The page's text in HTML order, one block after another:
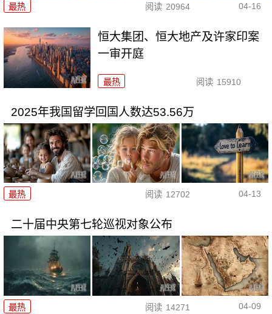
最热 阅读 20964 04-16
恒大集团、恒大地产及许家印案
一审开庭
最热 阅读 15910
2025年我国留学回国人数达53.56万
最热 阅读 12702 04-13
二十届中央第七轮巡视对象公布
最热 阅读 14271 04-09